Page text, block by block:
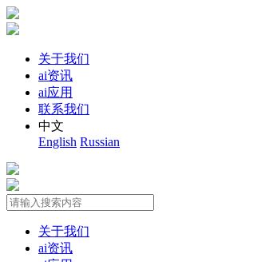
关于我们
ai资讯
ai应用
联系我们
中文
English Russian
关于我们
ai资讯